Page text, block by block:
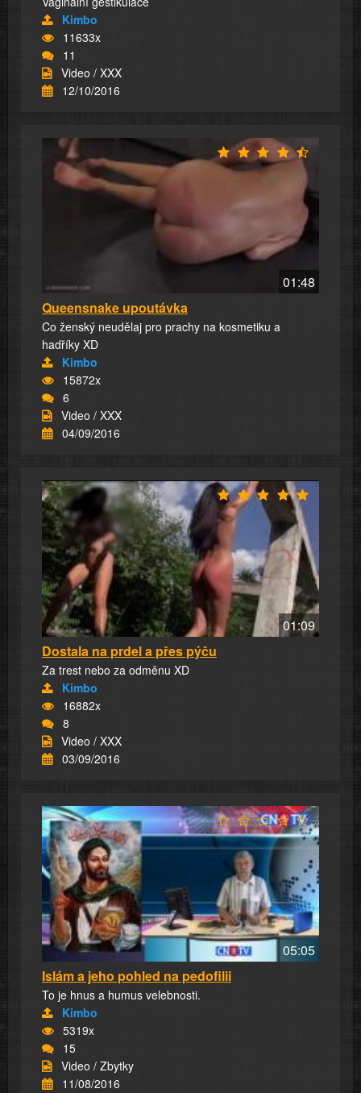
Kimbo
11633x
11
Video / XXX
12/10/2016
01:48
Queensnake upoutávka
Co ženský neudělaj pro prachy na kosmetiku a
hadříky XD
Kimbo
15872x
6
Video / XXX
04/09/2016
01:09
Dostala na prdel a přes pýču
Za trest nebo za odměnu XD
Kimbo
16882x
8
Video / XXX
03/09/2016
05:05
Islám a jeho pohled na pedofilii
To je hnus a humus velebnosti.
Kimbo
5319x
15
Video / Zbytky
11/08/2016